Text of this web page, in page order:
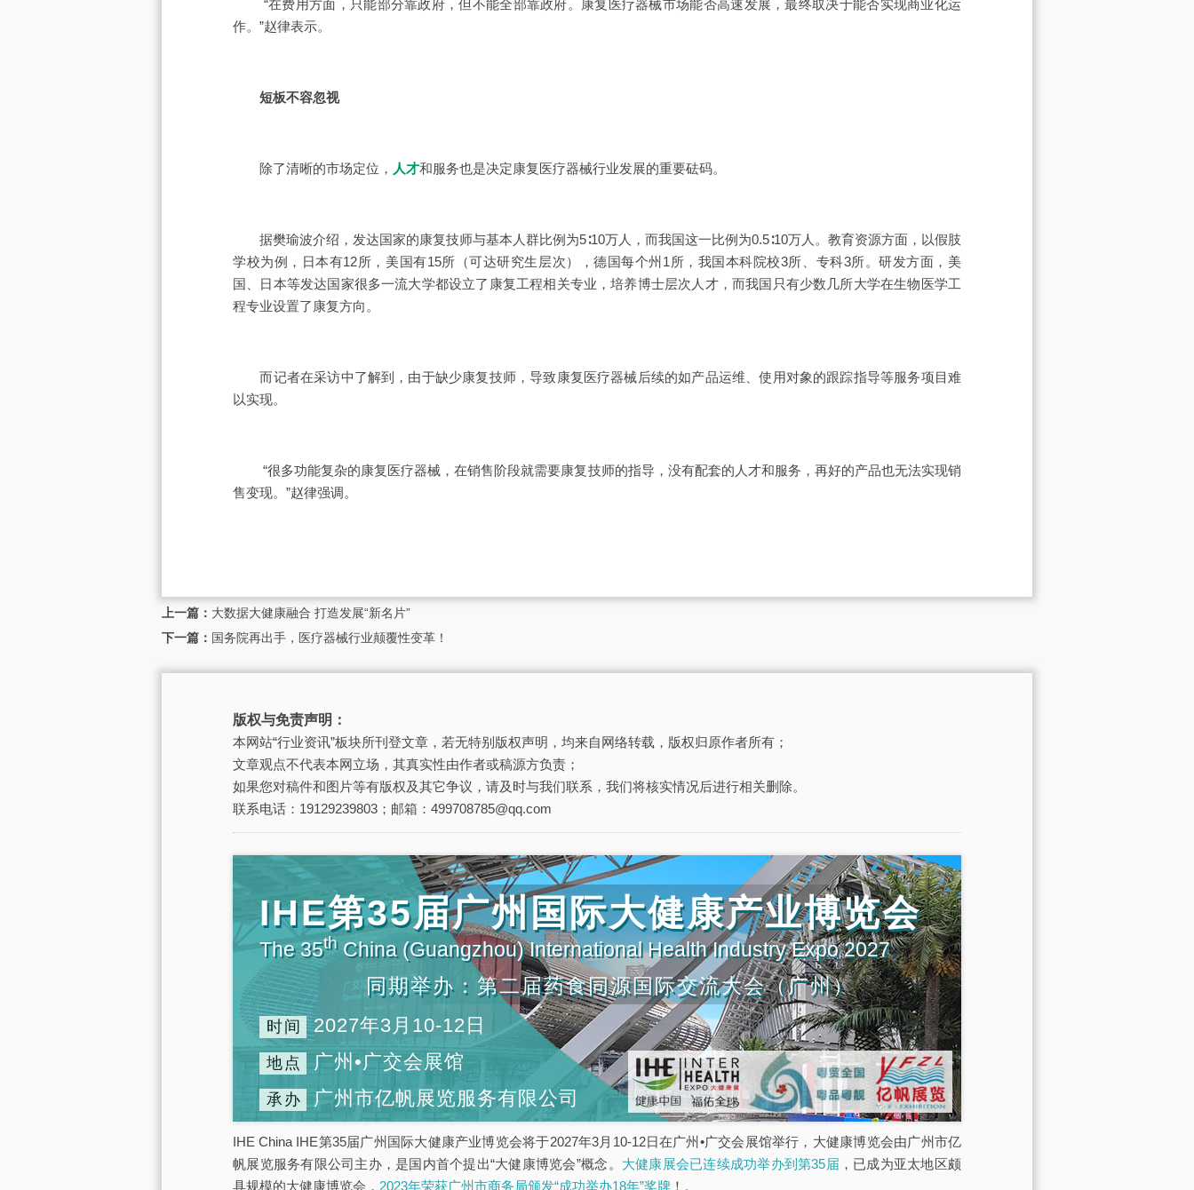
“在费用方面，只能部分靠政府，但不能全部靠政府。康复医疗器械市场能否高速发展，最终取决于能否实现商业化运
作。”赵律表示。
短板不容忽视
除了清晰的市场定位， 人才和服务也是决定康复医疗器械行业发展的重要砝码。
据樊瑜波介绍，发达国家的康复技师与基本人群比例为5∶10万人，而我国这一比例为0.5∶10万人。教育资源方面，以假肢
学校为例，日本有12所，美国有15所（可达研究生层次），德国每个州1所，我国本科院校3所、专科3所。研发方面，美
国、日本等发达国家很多一流大学都设立了康复工程相关专业，培养博士层次人才，而我国只有少数几所大学在生物医学工
程专业设置了康复方向。
而记者在采访中了解到，由于缺少康复技师，导致康复医疗器械后续的如产品运维、使用对象的跟踪指导等服务项目难
以实现。
“很多功能复杂的康复医疗器械，在销售阶段就需要康复技师的指导，没有配套的人才和服务，再好的产品也无法实现销
售变现。”赵律强调。
上一篇： 大数据大健康融合 打造发展“新名片”
下一篇： 国务院再出手，医疗器械行业颠覆性变革！
版权与免责声明：
本网站“行业资讯”板块所刊登文章，若无特别版权声明，均来自网络转载，版权归原作者所有；
文章观点不代表本网立场，其真实性由作者或稿源方负责；
如果您对稿件和图片等有版权及其它争议，请及时与我们联系，我们将核实情况后进行相关删除。
联系电话：19129239803；邮箱：499708785@qq.com
IHE第35届广州国际大健康产业博览会
The 35thChina (Guangzhou) International Health Industry Expo 2027
同期举办：第二届药食同源国际交流大会（广州）
时间 2027年3月10-12日
地点 广州•广交会展馆
承办 广州市亿帆展览服务有限公司
IHE China IHE第35届广州国际大健康产业博览会将于2027年3月10-12日在广州•广交会展馆举行，大健康博览会由广州市亿
帆展览服务有限公司主办，是国内首个提出“大健康博览会”概念。 大健康展会已连续成功举办到第35届 ，已成为亚太地区颇
具规模的大健康博览会， 2023年荣获广州市商务局颁发“成功举办18年”奖牌 ！。